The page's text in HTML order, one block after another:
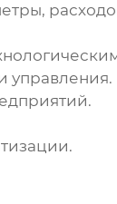
управления.